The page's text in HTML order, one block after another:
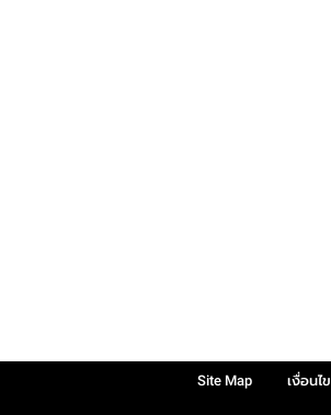
Site Map เงื่อนไ